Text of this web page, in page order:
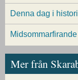
Denna dag i
Mer från